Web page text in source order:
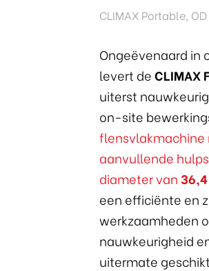
CLIMAX Portable,
Ongeëvenaard in
levert deCLIMAX
uiterst
on-site
flensvlakmachine
aanvullende
diameter van
een efficiënte en
werkzaamheden
nauwkeurigheid
uitermate